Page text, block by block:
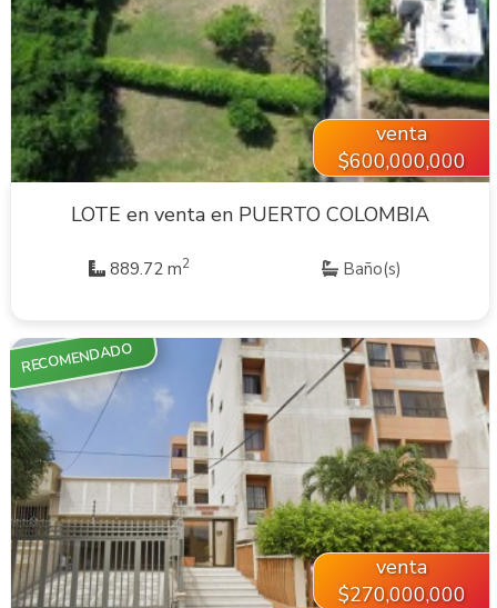
VER INMUEBLE
venta
$600,000,000
LOTE en venta en PUERTO COLOMBIA
889.72 m2 Baño(s)
VER INMUEBLE
RECOMENDADO
venta
$270,000,000